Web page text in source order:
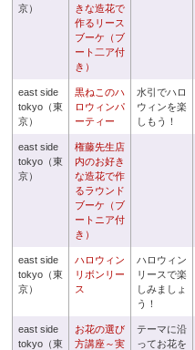
京）
きな造花で
作るリース
ブーケ（ブ
ート二ア付
き）
east side
tokyo（東
京）
黒ねこのハ
ロウィンパ
ーティー
水引でハロ
ウィンを楽
しもう！
east side
tokyo（東
京）
権藤先生店
内のお好き
な造花で作
るラウンド
ブーケ（ブ
ートニア付
き）
east side
tokyo（東
京）
ハロウィン
リボンリー
ス
ハロウィン
リースで楽
しみましょ
う！
east side
tokyo（東
お花の選び
方講座～実
テーマに沿
ってお花を